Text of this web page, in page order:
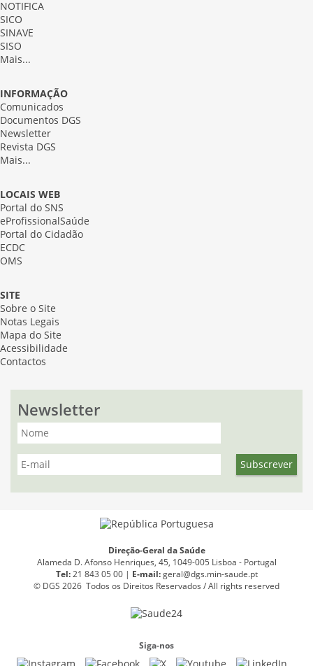
NOTIFICA
SICO
SINAVE
SISO
Mais...
INFORMAÇÃO
Comunicados
Documentos DGS
Newsletter
Revista DGS
Mais...
LOCAIS WEB
Portal do SNS
eProfissionalSaúde
Portal do Cidadão
ECDC
OMS
SITE
Sobre o Site
Notas Legais
Mapa do Site
Acessibilidade
Contactos
Newsletter
Direção-Geral da Saúde
Alameda D. Afonso Henriques, 45, 1049-005 Lisboa - Portugal
Tel:21 843 05 00 | E-mail: geral@dgs.min-saude.pt
© DGS 2026 Todos os Direitos Reservados / All rights reserved
Siga-nos